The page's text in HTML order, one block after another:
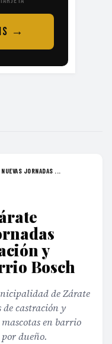
→
JORNADAS ...
y
Bosch
de Zárate
castración y
en barrio
dueño.